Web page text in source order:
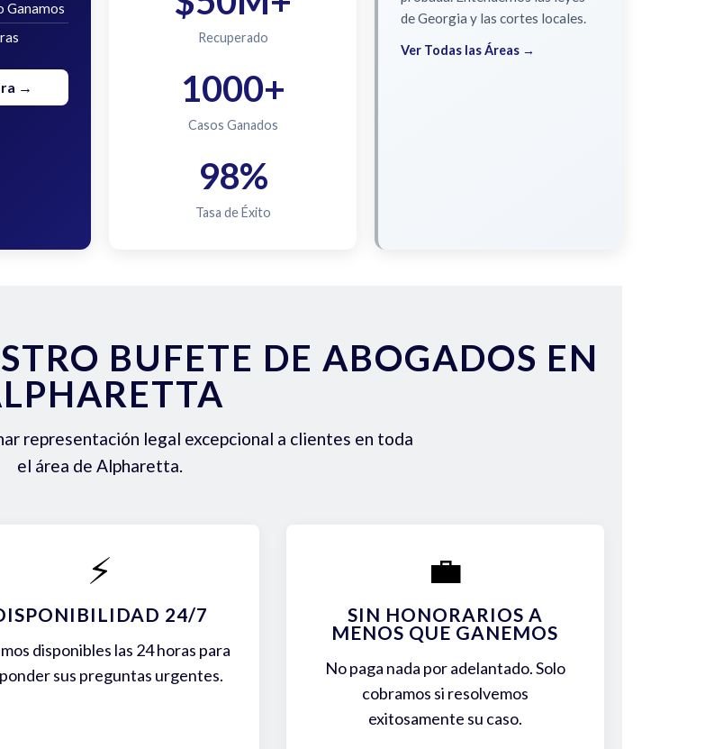
Ganamos
→
Recuperado
1000+
Casos Ganados
98%
Tasa de Éxito
de Georgia y las cortes locales.
Ver Todas las Áreas →
BUFETE DE ABOGADOS EN
representación legal excepcional a clientes en toda
el área de Alpharetta.
⚡
24/7
disponibles las 24 horas para
sus preguntas urgentes.
💼
SIN HONORARIOS A
MENOS QUE GANEMOS
No paga nada por adelantado. Solo
cobramos si resolvemos
exitosamente su caso.